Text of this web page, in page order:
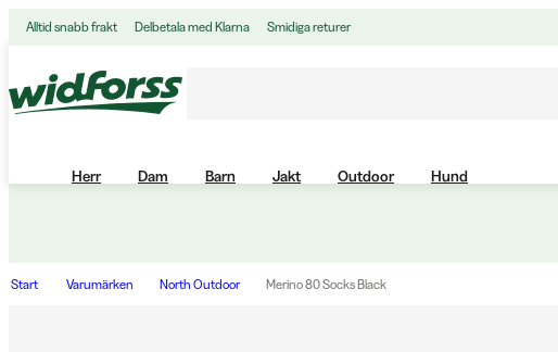
Alltid snabb frakt Delbetala med Klarna Smidiga returer
Herr Dam Barn Jakt Outdoor Hund
Start Varumärken North Outdoor Merino 80 Socks Black